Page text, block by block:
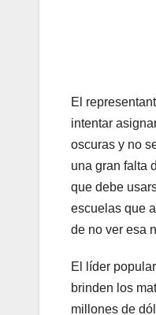
El
intentar
oscuras y no
una gran falta
que debe
escuelas que
de no ver esa
El líder
brinden los
millones de